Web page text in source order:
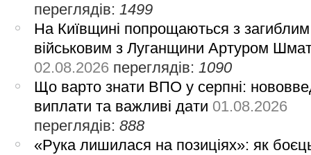
переглядів:1499
На Київщині попрощаються з загиблим
військовим з Луганщини Артуром
02.08.2026 переглядів:1090
Що варто знати ВПО у серпні:
виплати та важливі дати 01.08.2026
переглядів:888
«Рука лишилася на позиціях»: як